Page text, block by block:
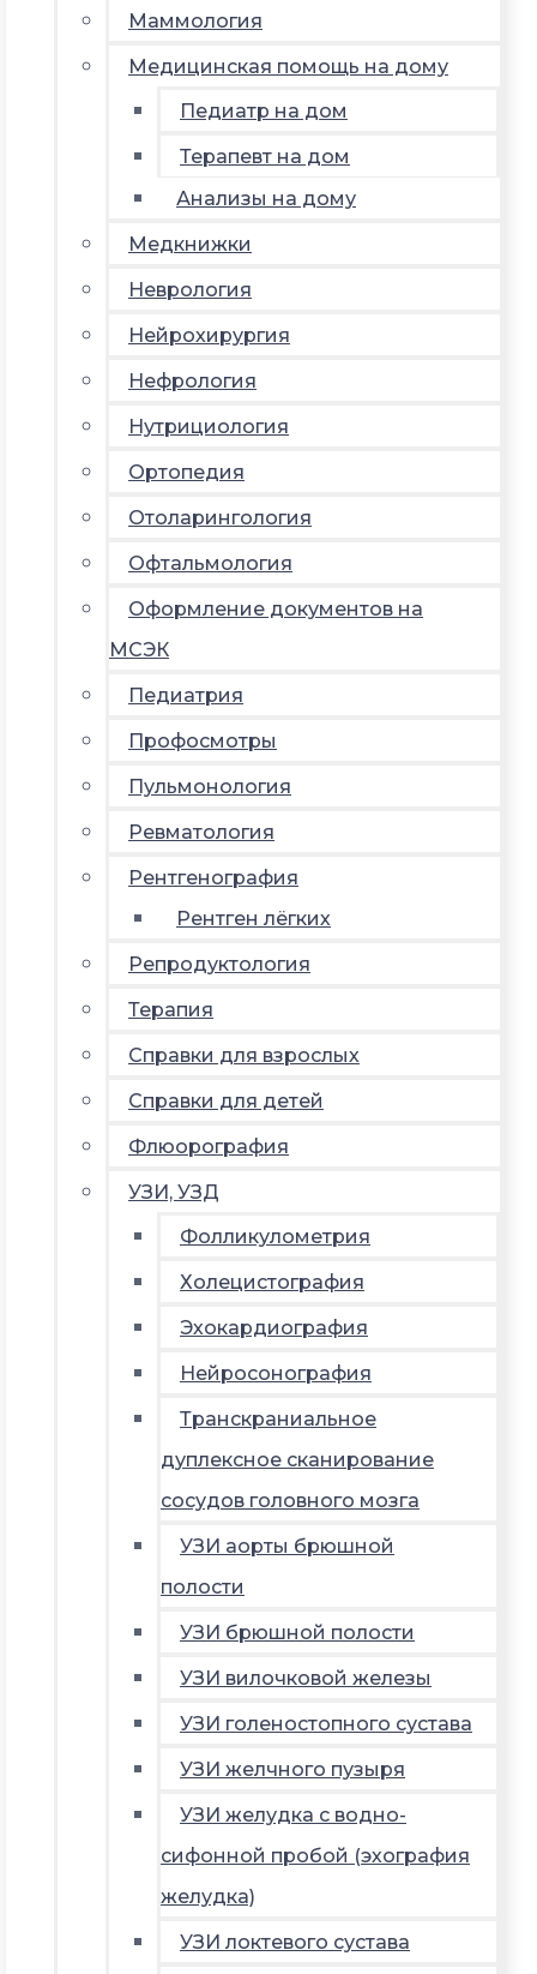
Маммология
Медицинская помощь на дому
Педиатр на дом
Терапевт на дом
Анализы на дому
Медкнижки
Неврология
Нейрохирургия
Нефрология
Нутрициология
Ортопедия
Отоларингология
Офтальмология
Оформление документов на
МСЭК
Педиатрия
Профосмотры
Пульмонология
Ревматология
Рентгенография
Рентген лёгких
Репродуктология
Терапия
Справки для взрослых
Справки для детей
Флюорография
УЗИ, УЗД
Фолликулометрия
Холецистография
Эхокардиография
Нейросонография
Транскраниальное
дуплексное сканирование
сосудов головного мозга
УЗИ аорты брюшной
полости
УЗИ брюшной полости
УЗИ вилочковой железы
УЗИ голеностопного сустава
УЗИ желчного пузыря
УЗИ желудка с водно-
сифонной пробой (эхография
желудка)
УЗИ локтевого сустава